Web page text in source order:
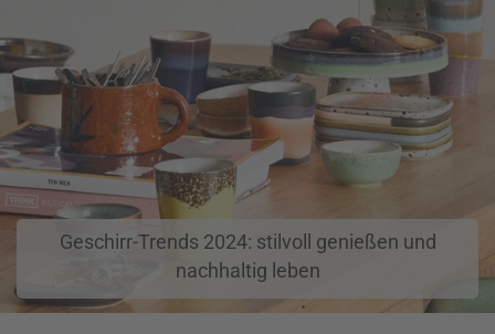
Geschirr-Trends 2024: stilvoll genießen und
nachhaltig leben